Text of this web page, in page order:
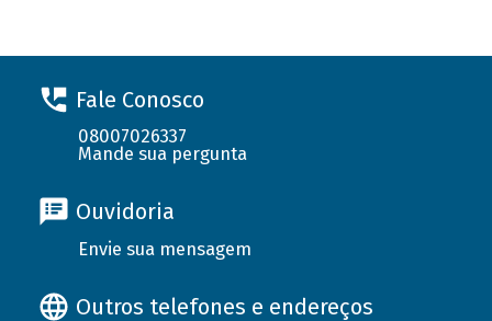
Fale Conosco
08007026337
Mande sua pergunta
Ouvidoria
Envie sua mensagem
Outros telefones e endereços